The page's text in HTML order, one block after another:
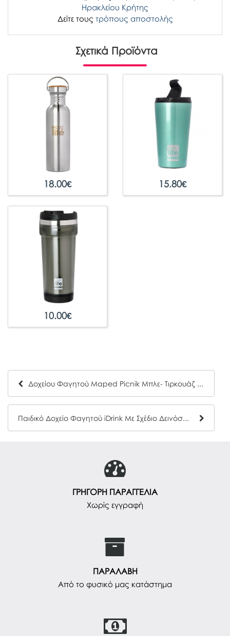
Ηρακλείου Κρήτης
Δείτε τους τρόπους αποστολής
Σχετικά Προϊόντα
18.00€ 15.80€
10.00€
Δοχείου Φαγητού Maped Picnik Μπλε- Τιρκουάζ 870017
Παιδικό Δοχείο Φαγητού iDrink Με Σχέδιο Δεινόσαυρους 2003
ΓΡΗΓΟΡΗ ΠΑΡΑΓΓΕΛΙΑ
Χωρίς εγγραφή
ΠΑΡΑΛΑΒΗ
Από το φυσικό μας κατάστημα